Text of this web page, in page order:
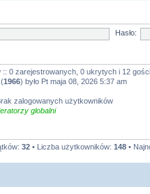
Hasło:
:: 0 zarejestrowanych, 0 ukrytych i 12
1966) było Pt maja 08, 2026 5:37 am
zalogowanych użytkowników
globalni
32 • Liczba użytkowników: 148 •